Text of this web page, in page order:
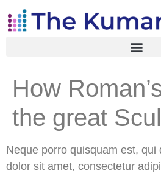
How
the great
Neque porro quisquam est, qui
dolor sit amet, consectetur